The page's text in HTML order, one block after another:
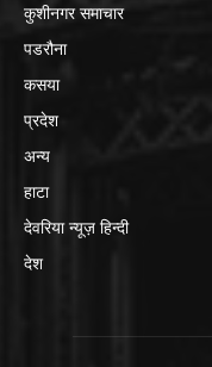
कुशीनगर समाचार
पडरौना
कसया
प्रदेश
अन्य
हाटा
देवरिया न्यूज़ हिन्दी
देश